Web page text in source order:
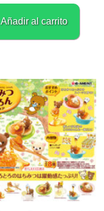
Añadir al carrito